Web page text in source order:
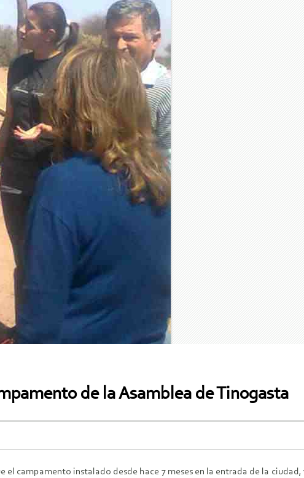
de la Asamblea de Tinogasta
el campamento instalado desde hace 7 meses en la entrada de la